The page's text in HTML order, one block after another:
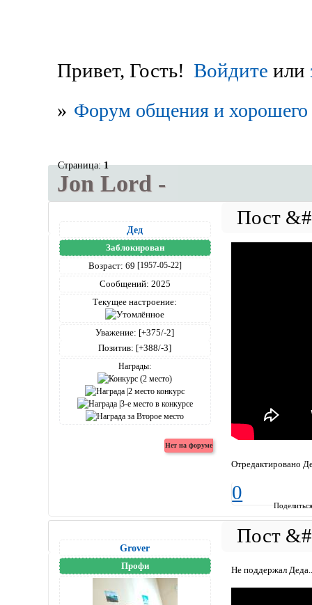
Привет, Гость! Войдите или
» Форум общения и хорошего
Jon Lord -
Страница:1
Дед
Заблокирован
Возраст: 69 [1957-05-22]
Сообщений: 2025
Текущее настроение:
Уважение: [+375/-2]
Позитив: [+388/-3]
Награды:
Отредактировано
0
Grover
Профи Не поддержал